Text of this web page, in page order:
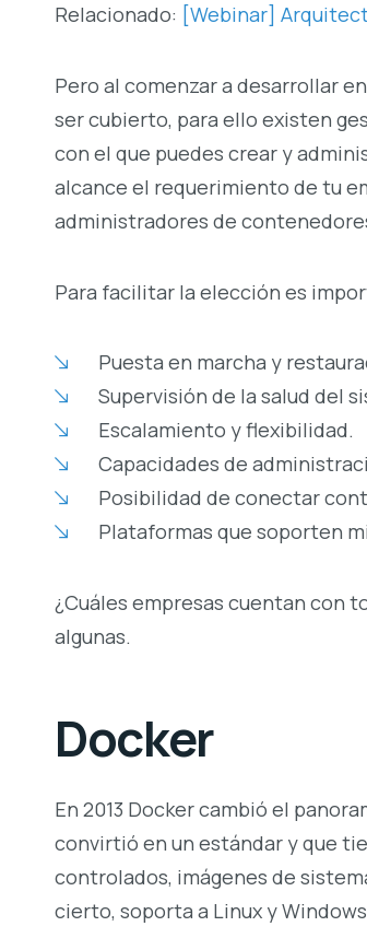
Relacionado: [Webinar]
Pero al comenzar a desarrollar
ser cubierto, para ello existen
con el que puedes crear y
alcance el requerimiento de tu
administradores de
Para facilitar la elección es
Puesta en marcha y
Supervisión de la salud del
Escalamiento y flexibilidad.
Capacidades de
Posibilidad de conectar
Plataformas que soporten
¿Cuáles empresas cuentan con
algunas.
Docker
En 2013 Docker cambió el
convirtió en un estándar y que
controlados, imágenes de
cierto, soporta a Linux y